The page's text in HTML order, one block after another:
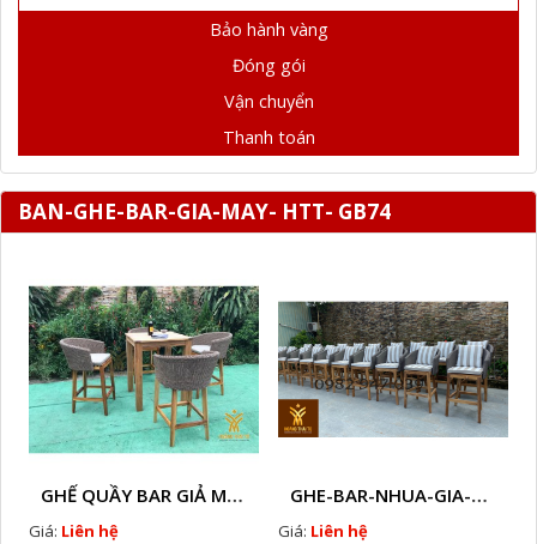
Bảo hành vàng
Đóng gói
Vận chuyển
Thanh toán
BAN-GHE-BAR-GIA-MAY- HTT- GB74
GHẾ QUẦY BAR GIẢ MÂY HTT - GB14
Giá: Liên hệ
GHE-BAR-NHUA-GIA-MAY-NGOAI-TROI-A2
Giá: Liên hệ